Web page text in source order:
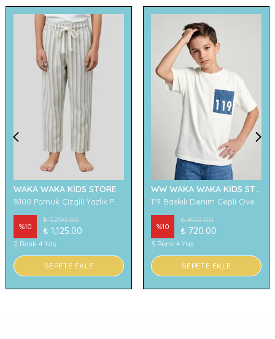
WAKA WAKA KİDS STORE
%10
₺ 1,250.00
₺ 1,125.00
2 Renk 4 Yaş
SEPETE EKLE
WW WAKA WAKA KİDS STORE
%10
₺ 800.00
₺ 720.00
3 Renk 4 Yaş
SEPETE EKLE